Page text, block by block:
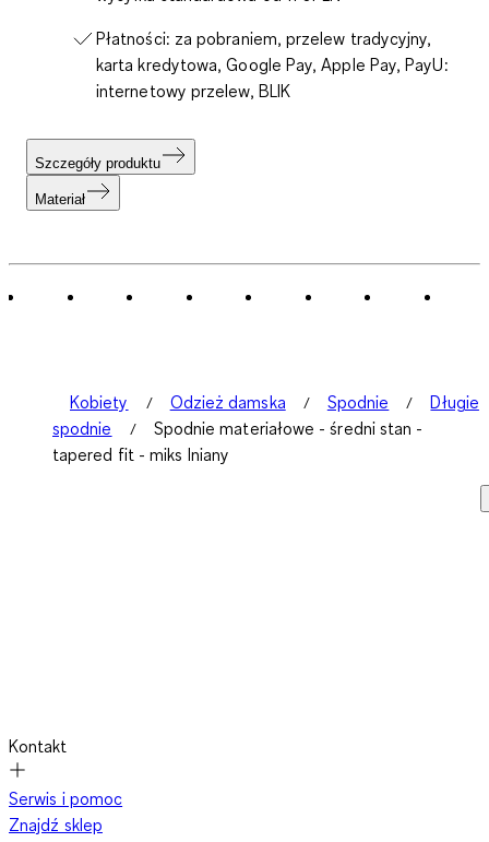
Płatności: za pobraniem, przelew tradycyjny,
karta kredytowa, Google Pay, Apple Pay, PayU:
internetowy przelew, BLIK
Szczegóły produktu
Materiał
Kobiety Odzież damska Spodnie
Długie
spodnie
Spodnie materiałowe - średni stan -
tapered fit - miks lniany
Kontakt
Serwis i pomoc
Znajdź sklep